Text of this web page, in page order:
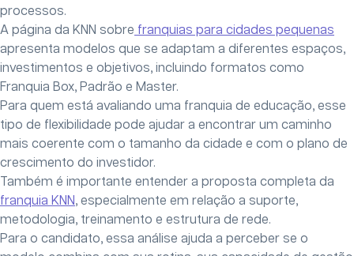
processos.
A página da KNN sobre franquias para cidades pequenas
apresenta modelos que se adaptam a diferentes espaços,
investimentos e objetivos, incluindo formatos como
Franquia Box, Padrão e Master.
Para quem está avaliando uma franquia de educação, esse
tipo de flexibilidade pode ajudar a encontrar um caminho
mais coerente com o tamanho da cidade e com o plano de
crescimento do investidor.
Também é importante entender a proposta completa da
franquia KNN, especialmente em relação a suporte,
metodologia, treinamento e estrutura de rede.
Para o candidato, essa análise ajuda a perceber se o